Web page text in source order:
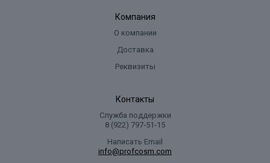
Компания
О компании
Доставка
Реквизиты
Контакты
Служба поддержки
8 (922) 797‑51-15
Написать Email
info@profcosm.com